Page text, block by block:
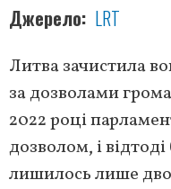
Джерело LRT
Литва зачистила
за дозволами
2022 році
дозволом, і
лишилось лише